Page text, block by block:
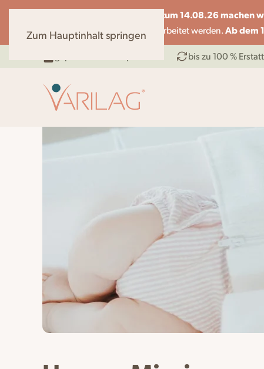
vom 07.08 bis zum 14.08.26 machen
können nur eingeschränkt bearbeitet werden.Ab dem
Zum Hauptinhalt springen
bis zu 100 %